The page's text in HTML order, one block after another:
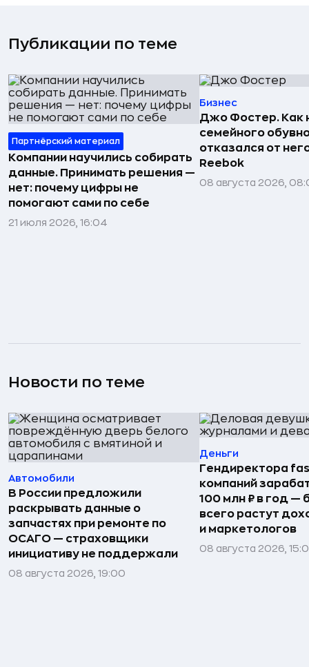
Публикации по теме
Партнёрский материал
Компании научились собирать
данные. Принимать решения —
нет: почему цифры не
помогают сами по себе
21 июля 2026, 16:04
Бизнес
Джо Фостер. Как
семейного
отказался от
Reebok
08 августа 2026,
Новости по теме
Автомобили
В России предложили
раскрывать данные о
запчастях при ремонте по
ОСАГО — страховщики
инициативу не поддержали
08 августа 2026, 19:00
Деньги
Гендиректора
компаний
100 млн ₽ в год —
всего растут
и маркетологов
08 августа 2026,